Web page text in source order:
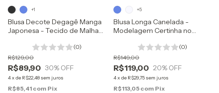
Blusa Decote Degagê Manga
Japonesa - Tecido de Malha
(0)
R$89,90
R$129,00
30% OFF
4x de R$22,48 sem juros
R$85,41 com Pix
+1
Blusa Longa Canelada -
Modelagem Certinha no
(0)
R$119,00
R$149,00
20% OFF
4x de R$29,75 sem juros
R$113,05 com Pix
+5